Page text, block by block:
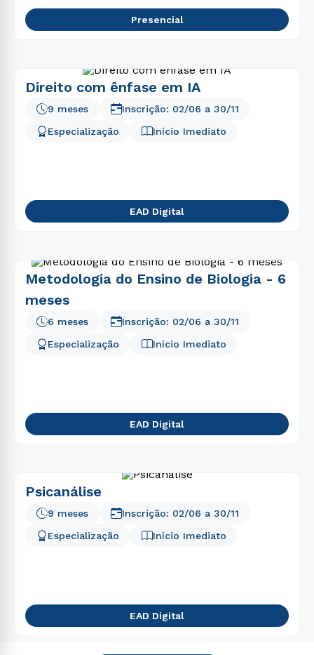
Presencial
Direito com ênfase em IA
Especialização Início Imediato
9 meses Inscrição: 02/06 a 30/11
EAD Digital
Metodologia do Ensino de Biologia - 6
meses
Especialização
6 meses
Início Imediato
Inscrição: 02/06 a 30/11
EAD Digital
Psicanálise
Especialização Início Imediato
9 meses Inscrição: 02/06 a 30/11
EAD Digital